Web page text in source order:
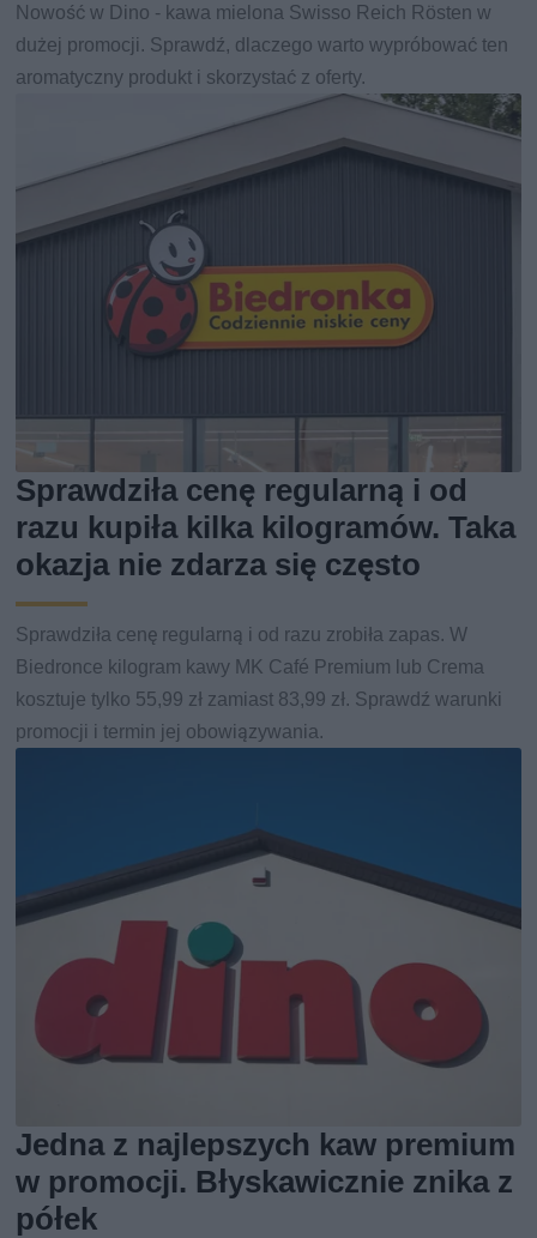
Nowość w Dino - kawa mielona Swisso Reich Rösten w
dużej promocji. Sprawdź, dlaczego warto wypróbować ten
aromatyczny produkt i skorzystać z oferty.
Sprawdziła cenę regularną i od
razu kupiła kilka kilogramów. Taka
okazja nie zdarza się często
Sprawdziła cenę regularną i od razu zrobiła zapas. W
Biedronce kilogram kawy MK Café Premium lub Crema
kosztuje tylko 55,99 zł zamiast 83,99 zł. Sprawdź warunki
promocji i termin jej obowiązywania.
Jedna z najlepszych kaw premium
w promocji. Błyskawicznie znika z
półek